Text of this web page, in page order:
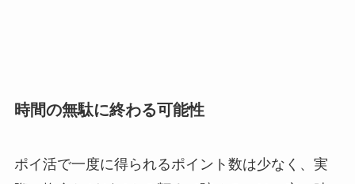
時間の無駄に終わる可能性
ポイ活で一度に得られるポイント数は少なく、実